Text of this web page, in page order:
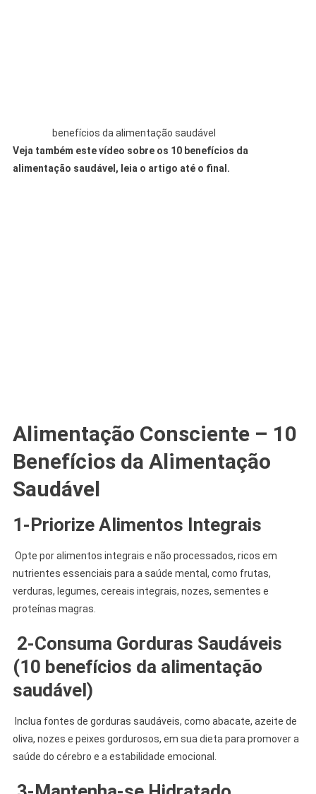
benefícios da alimentação saudável
Veja também este vídeo sobre os 10 benefícios da
alimentação saudável, leia o artigo até o final.
Alimentação Consciente – 10
Benefícios da Alimentação
Saudável
1-Priorize Alimentos Integrais
Opte por alimentos integrais e não processados, ricos em
nutrientes essenciais para a saúde mental, como frutas,
verduras, legumes, cereais integrais, nozes, sementes e
proteínas magras.
2-Consuma Gorduras Saudáveis
(10 benefícios da alimentação
saudável)
Inclua fontes de gorduras saudáveis, como abacate, azeite de
oliva, nozes e peixes gordurosos, em sua dieta para promover a
saúde do cérebro e a estabilidade emocional.